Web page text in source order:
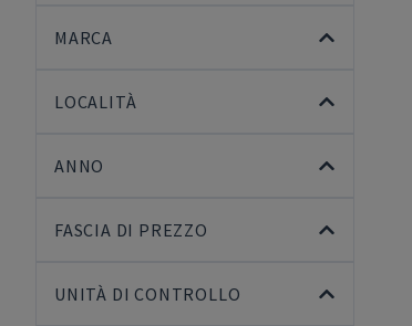
MARCA
LOCALITÀ
ANNO
FASCIA DI PREZZO
UNITÀ DI CONTROLLO